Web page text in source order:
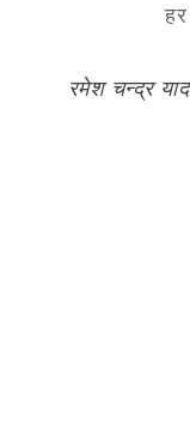
रमेश चन्द्र